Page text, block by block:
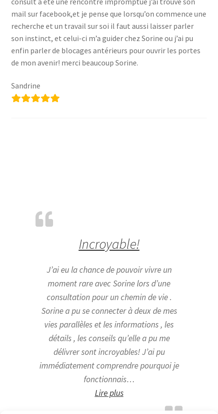
mail sur facebook,et je pense que lorsqu’on commence une
recherche et un travail sur soi il faut aussi laisser parler
son instinct, et celui-ci m’a guider chez Sorine ou j’ai pu
enfin parler de blocages antérieurs pour ouvrir les portes
de mon avenir! merci beaucoup Sorine.
Sandrine
Incroyable!
J’ai eu la chance de pouvoir vivre un
moment rare avec Sorine lors d’une
consultation pour un chemin de vie .
Sorine a pu se connecter à deux de mes
vies parallèles et les informations , les
détails , les conseils qu’elle a pu me
délivrer sont incroyables! J’ai pu
immédiatement comprendre pourquoi je
fonctionnais…
Lire plus« Incroyable! »